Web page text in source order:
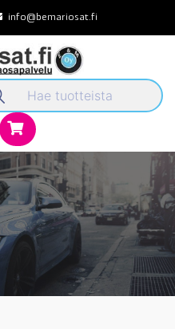
info@bemariosat.fi